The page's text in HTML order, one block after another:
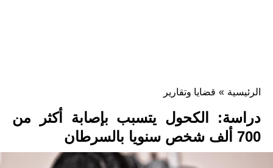
الرئيسية » قضايا وتقارير
دراسة: الكحول يتسبب بإصابة أكثر من
700 ألف شخص سنويا بالسرطان